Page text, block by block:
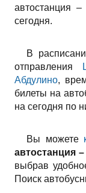
автостанция
сегодня.
В
отправления
Абдулино,
билеты на
на сегодня по
Вы можете
автостанция
выбрав
Поиск